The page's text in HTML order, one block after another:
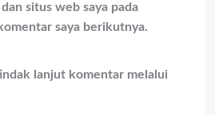
situs web saya pada
saya berikutnya.
lanjut komentar melalui